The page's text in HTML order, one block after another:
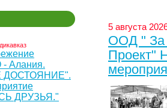
Алания.
ДОСТОЯНИЕ".
ДРУЗЬЯ."
5 августа
ООД " За
Проект"